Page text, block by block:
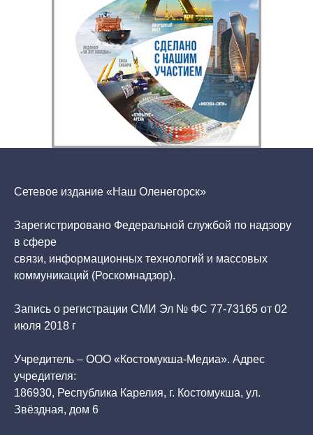
Сетевое издание «Наш Оленегорск»
Зарегистрировано Федеральной службой по надзору
в сфере
связи, информационных технологий и массовых
коммуникаций (Роскомнадзор).
Запись о регистрации СМИ Эл № ФС 77-73165 от 02
июля 2018 г
Учредитель – ООО «Костомукша-Медиа». Адрес
учредителя:
186930, Республика Карелия, г. Костомукша, ул.
Звёздная, дом 6